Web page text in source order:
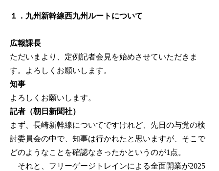
１．九州新幹線西九州ルートについて
広報課長
ただいまより、定例記者会見を始めさせていただきま
す。よろしくお願いします。
知事
よろしくお願いします。
記者（朝日新聞社）
まず、長崎新幹線についてですけれど、先日の与党の検
討委員会の中で、知事は行かれたと思いますが、そこで
どのようなことを確認なさったかというのが1点。
それと、フリーゲージトレインによる全面開業が2025